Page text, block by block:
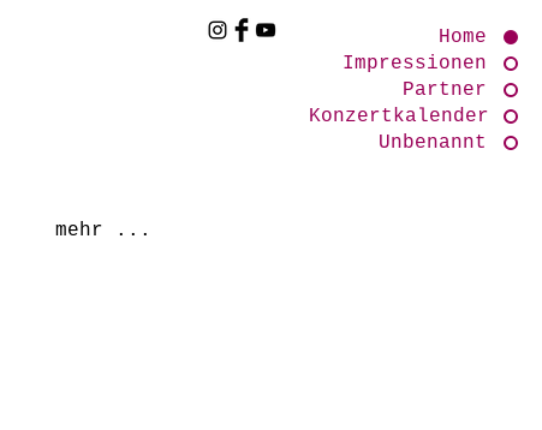
mehr ...
Home
Impressionen
Partner
Konzertkalender
Unbenannt